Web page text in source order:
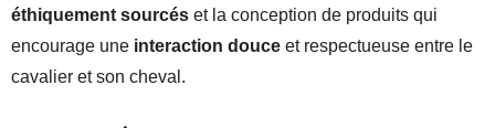
éthiquement sourcés et la conception de produits qui
encourage une interaction douce et respectueuse entre le
cavalier et son cheval.